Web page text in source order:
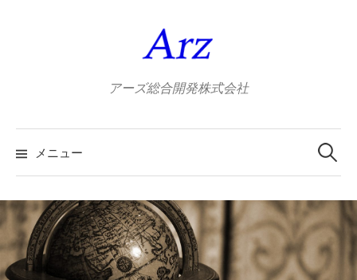
キ
プ
アーズ総合開発株式会社
メニュー
検
索: